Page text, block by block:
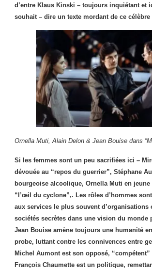
d’entre Klaus Kinski – toujours inquiétant et
souhait – dire un texte mordant de ce
Ornella Muti, Alain Delon & Jean Bouise dans
Si les femmes sont un peu sacrifiées ici –
dévouée au “repos du guerrier”, Stéphane
bourgeoise alcoolique, Ornella Muti en jeune
“l’œil du cyclone”,. Les rôles d’hommes
aux services le plus souvent d’organisations
sociétés secrètes dans une vision du monde
Jean Bouise amène toujours une humanité
probe, luttant contre les connivences entre
Michel Aumont est son opposé, “compétent”
François Chaumette est un politique,